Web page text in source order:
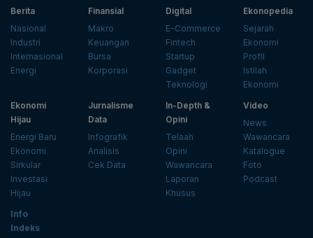
Berita
Nasional
Industri
Internasional
Energi
Finansial
Makro
Keuangan
Bursa
Korporasi
Digital
E-Commerce
Fintech
Startup
Gadget
Teknologi
Ekonopedia
Sejarah
Ekonomi
Profil
Istilah
Ekonomi
Ekonomi
Hijau
Energi Baru
Ekonomi
Sirkular
Investasi
Hijau
Jurnalisme
Data
Infografik
Analisis
Cek Data
In-Depth &
Opini
Telaah
Opini
Wawancara
Laporan
Khusus
Video
News
Wawancara
Katalogue
Foto
Podcast
Info
Indeks